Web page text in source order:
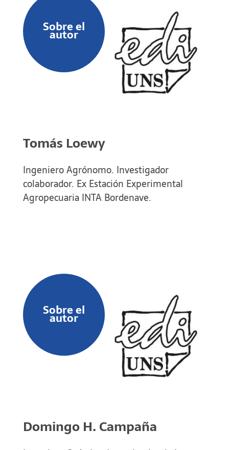
Sobre el
autor
Tomás Loewy
Ingeniero Agrónomo. Investigador
colaborador. Ex Estación Experimental
Agropecuaria INTA Bordenave.
Sobre el
autor
Domingo H. Campaña